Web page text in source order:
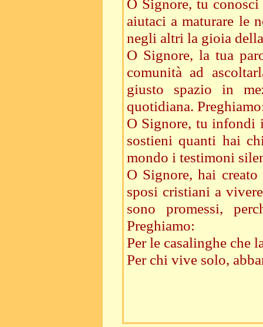
O Signore, tu
aiutaci a maturare le
negli altri la gioia
O Signore, la tua
comunità ad
giusto spazio in
quotidiana.
O Signore, tu
sostieni quanti hai
mondo i testimoni
O Signore, hai
sposi cristiani a
sono promessi,
Preghiamo:
Per le casalinghe che
Per chi vive solo,